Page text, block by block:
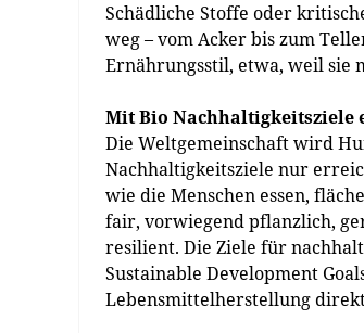
Schädliche Stoffe oder
weg – vom Acker bis zum
Ernährungsstil, etwa, weil sie
Mit Bio Nachhaltigkeitsziele
Die Weltgemeinschaft wird
Nachhaltigkeitsziele nur
wie die Menschen essen,
fair, vorwiegend pflanzlich,
resilient. Die Ziele für
Sustainable Development
Lebensmittelherstellung